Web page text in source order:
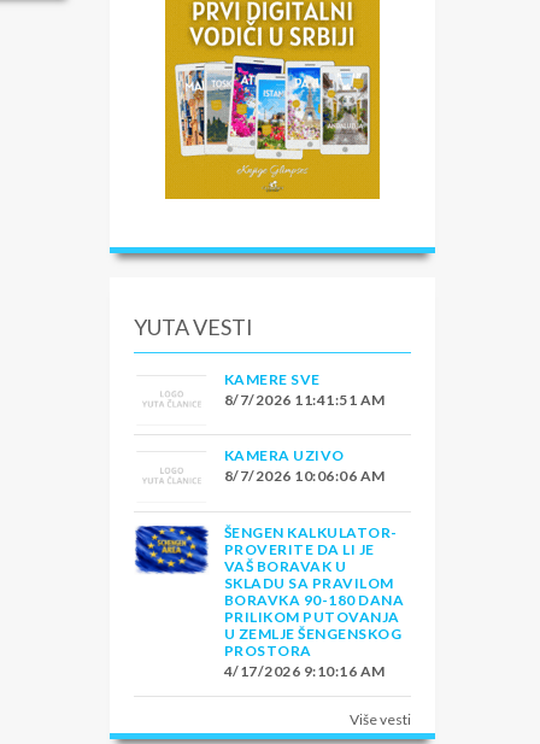
YUTA VESTI
KAMERE SVE
8/7/2026 11:41:51 AM
KAMERA UZIVO
8/7/2026 10:06:06 AM
ŠENGEN KALKULATOR-
PROVERITE DA LI JE
VAŠ BORAVAK U
SKLADU SA PRAVILOM
BORAVKA 90-180 DANA
PRILIKOM PUTOVANJA
U ZEMLJE ŠENGENSKOG
PROSTORA
4/17/2026 9:10:16 AM
Više vesti